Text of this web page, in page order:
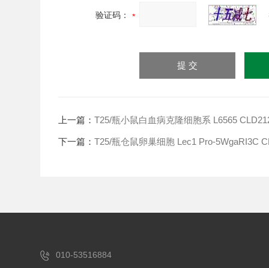
验证码：
上一篇：T25/瓶小鼠白血病克隆细胞系 L6565
下一篇：T25/瓶仓鼠卵巢细胞 Lec1 Pro-5WgaRI3C
010-53516884